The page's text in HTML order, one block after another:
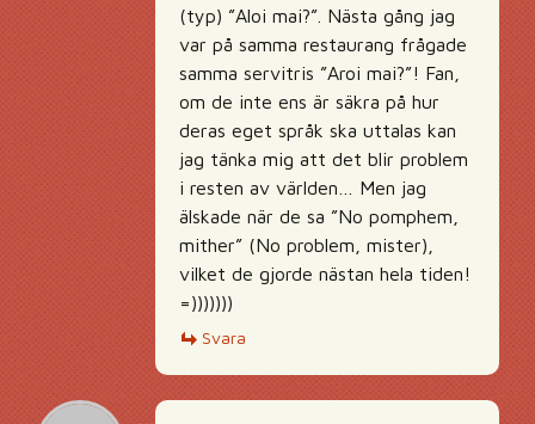
(typ) ”Aloi mai?”. Nästa gång jag
var på samma restaurang frågade
samma servitris ”Aroi mai?”! Fan,
om de inte ens är säkra på hur
deras eget språk ska uttalas kan
jag tänka mig att det blir problem
i resten av världen… Men jag
älskade när de sa ”No pomphem,
mither” (No problem, mister),
vilket de gjorde nästan hela tiden!
=)))))))
Svara